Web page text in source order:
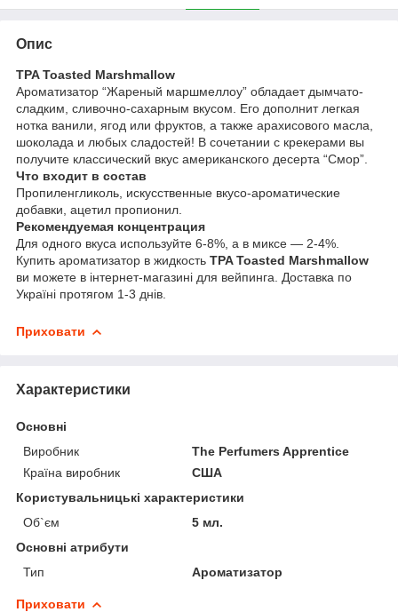
Опис
TPA Toasted Marshmallow
Ароматизатор “Жареный маршмеллоу” обладает дымчато-
сладким, сливочно-сахарным вкусом. Его дополнит легкая
нотка ванили, ягод или фруктов, а также арахисового масла,
шоколада и любых сладостей! В сочетании с крекерами вы
получите классический вкус американского десерта “Смор”.
Что входит в состав
Пропиленгликоль, искусственные вкусо-ароматические
добавки, ацетил пропионил.
Рекомендуемая концентрация
Для одного вкуса используйте 6-8%, а в миксе — 2-4%.
Купить ароматизатор в жидкость TPA Toasted Marshmallow
ви можете в інтернет-магазині для вейпинга. Доставка по
Україні протягом 1-3 днів.
Приховати
Характеристики
Основні
Виробник
The Perfumers Apprentice
Країна виробник
США
Користувальницькі характеристики
Об`єм
5 мл.
Основні атрибути
Тип
Ароматизатор
Приховати